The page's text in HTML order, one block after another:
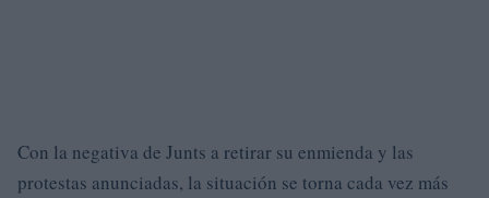
Con la negativa de Junts a retirar su enmienda y las
protestas anunciadas, la situación se torna cada vez más